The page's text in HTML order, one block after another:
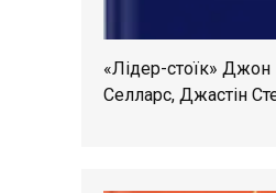
«Лідер-стоїк» Джон
Селларс, Джастін